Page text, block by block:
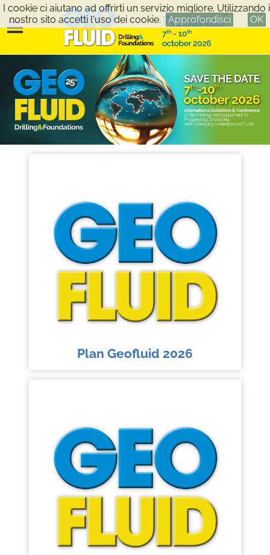
Plan Geofluid 2026
I cookie ci aiutano ad offrirti un servizio migliore. Utilizzando
nostro sito accetti l'uso dei cookie.
Approfondisci OK